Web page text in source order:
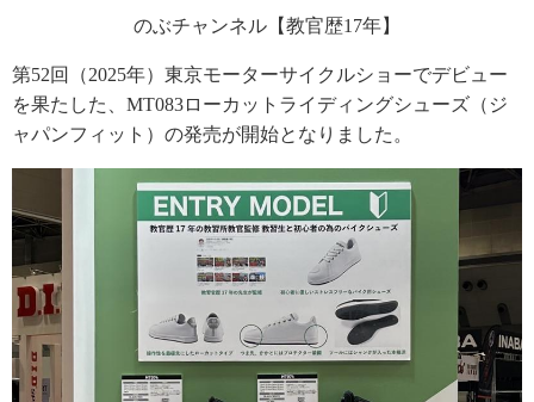
のぶチャンネル【教官歴17年】
第52回（2025年）東京モーターサイクルショーでデビュー
を果たした、MT083ローカットライディングシューズ（ジ
ャパンフィット）の発売が開始となりました。